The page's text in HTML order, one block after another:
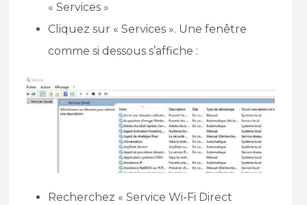
« Services »
Cliquez sur « Services ». Une fenêtre
comme si dessous s’affiche :
Recherchez « Service Wi-Fi Direct